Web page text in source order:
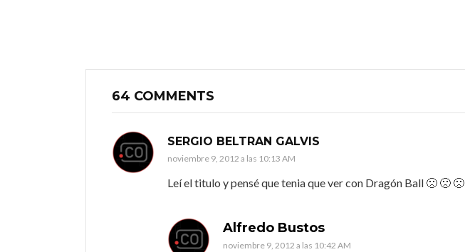
64 COMMENTS
SERGIO BELTRAN GALVIS
noviembre 9, 2012 a las 10:13 AM
Leí el titulo y pensé que tenia que ver con Dragón Ball 🙁 🙁 🙁
Alfredo Bustos
noviembre 9, 2012 a las 10:42 AM